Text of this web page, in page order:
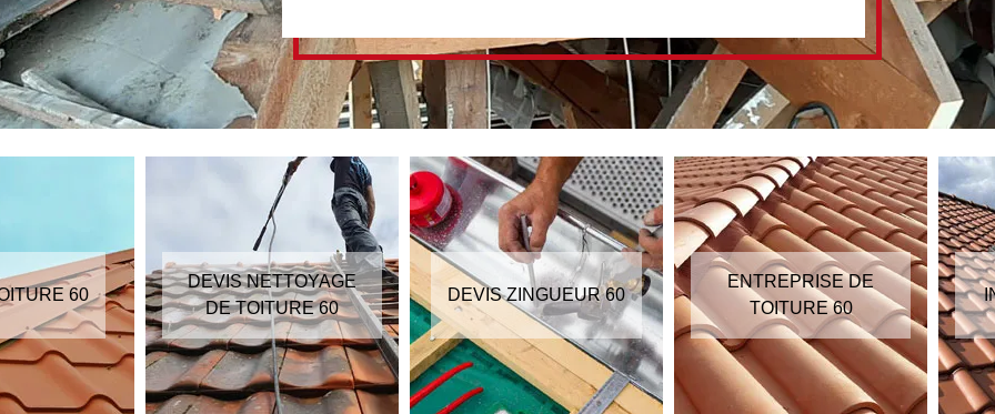
60
DEVIS NETTOYAGE
DE TOITURE 60
DEVIS ZINGUEUR 60
ENTREPRISE DE
TOITURE 60